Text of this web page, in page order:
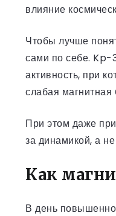
влияние
Чтобы лучше
сами по себе. Kp-
активность, при
слабая
При этом даже
за динамикой, а
Как
В день